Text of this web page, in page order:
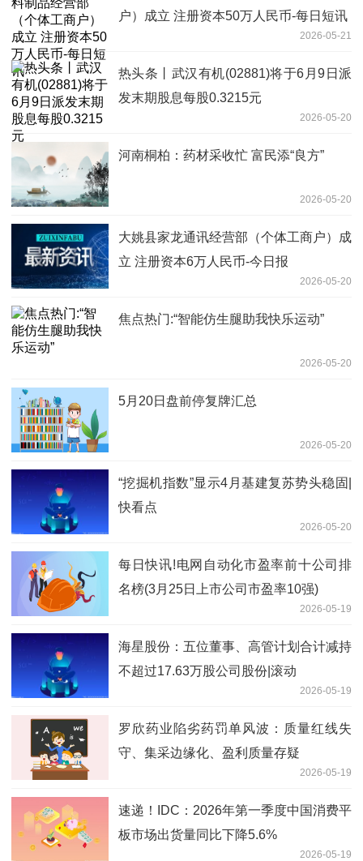
户）成立 注册资本50万人民币-每日短讯
2026-05-21
热头条丨武汉有机(02881)将于6月9日派
发末期股息每股0.3215元
2026-05-20
河南桐柏：药材采收忙 富民添“良方”
2026-05-20
大姚县家龙通讯经营部（个体工商户）成
立 注册资本6万人民币-今日报
2026-05-20
焦点热门:“智能仿生腿助我快乐运动”
2026-05-20
5月20日盘前停复牌汇总
2026-05-20
“挖掘机指数”显示4月基建复苏势头稳固|
快看点
2026-05-20
每日快讯!电网自动化市盈率前十公司排
名榜(3月25日上市公司市盈率10强)
2026-05-19
海星股份：五位董事、高管计划合计减持
不超过17.63万股公司股份|滚动
2026-05-19
罗欣药业陷劣药罚单风波：质量红线失
守、集采边缘化、盈利质量存疑
2026-05-19
速递！IDC：2026年第一季度中国消费平
板市场出货量同比下降5.6%
2026-05-19